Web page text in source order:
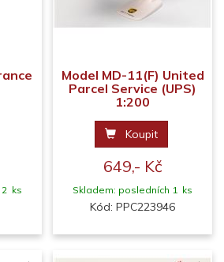
2 ks
Model MD-11(F) United
Parcel Service (UPS)
1:200
Koupit
649,- Kč
Skladem: posledních 1 ks
Kód: PPC223946